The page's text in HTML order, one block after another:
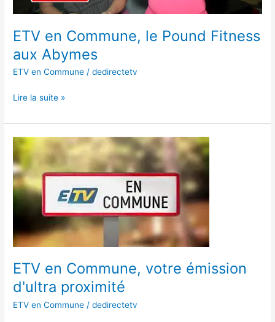
ETV en Commune, le Pound Fitness
aux Abymes
ETV en Commune /dedirectetv
Lire la suite »
ETV en Commune, votre émission
d'ultra proximité
ETV en Commune /dedirectetv
ETV
Commune,
votre
émission
proximité